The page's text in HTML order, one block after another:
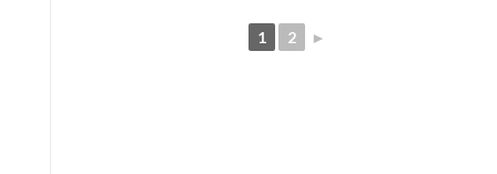
1 2 ►